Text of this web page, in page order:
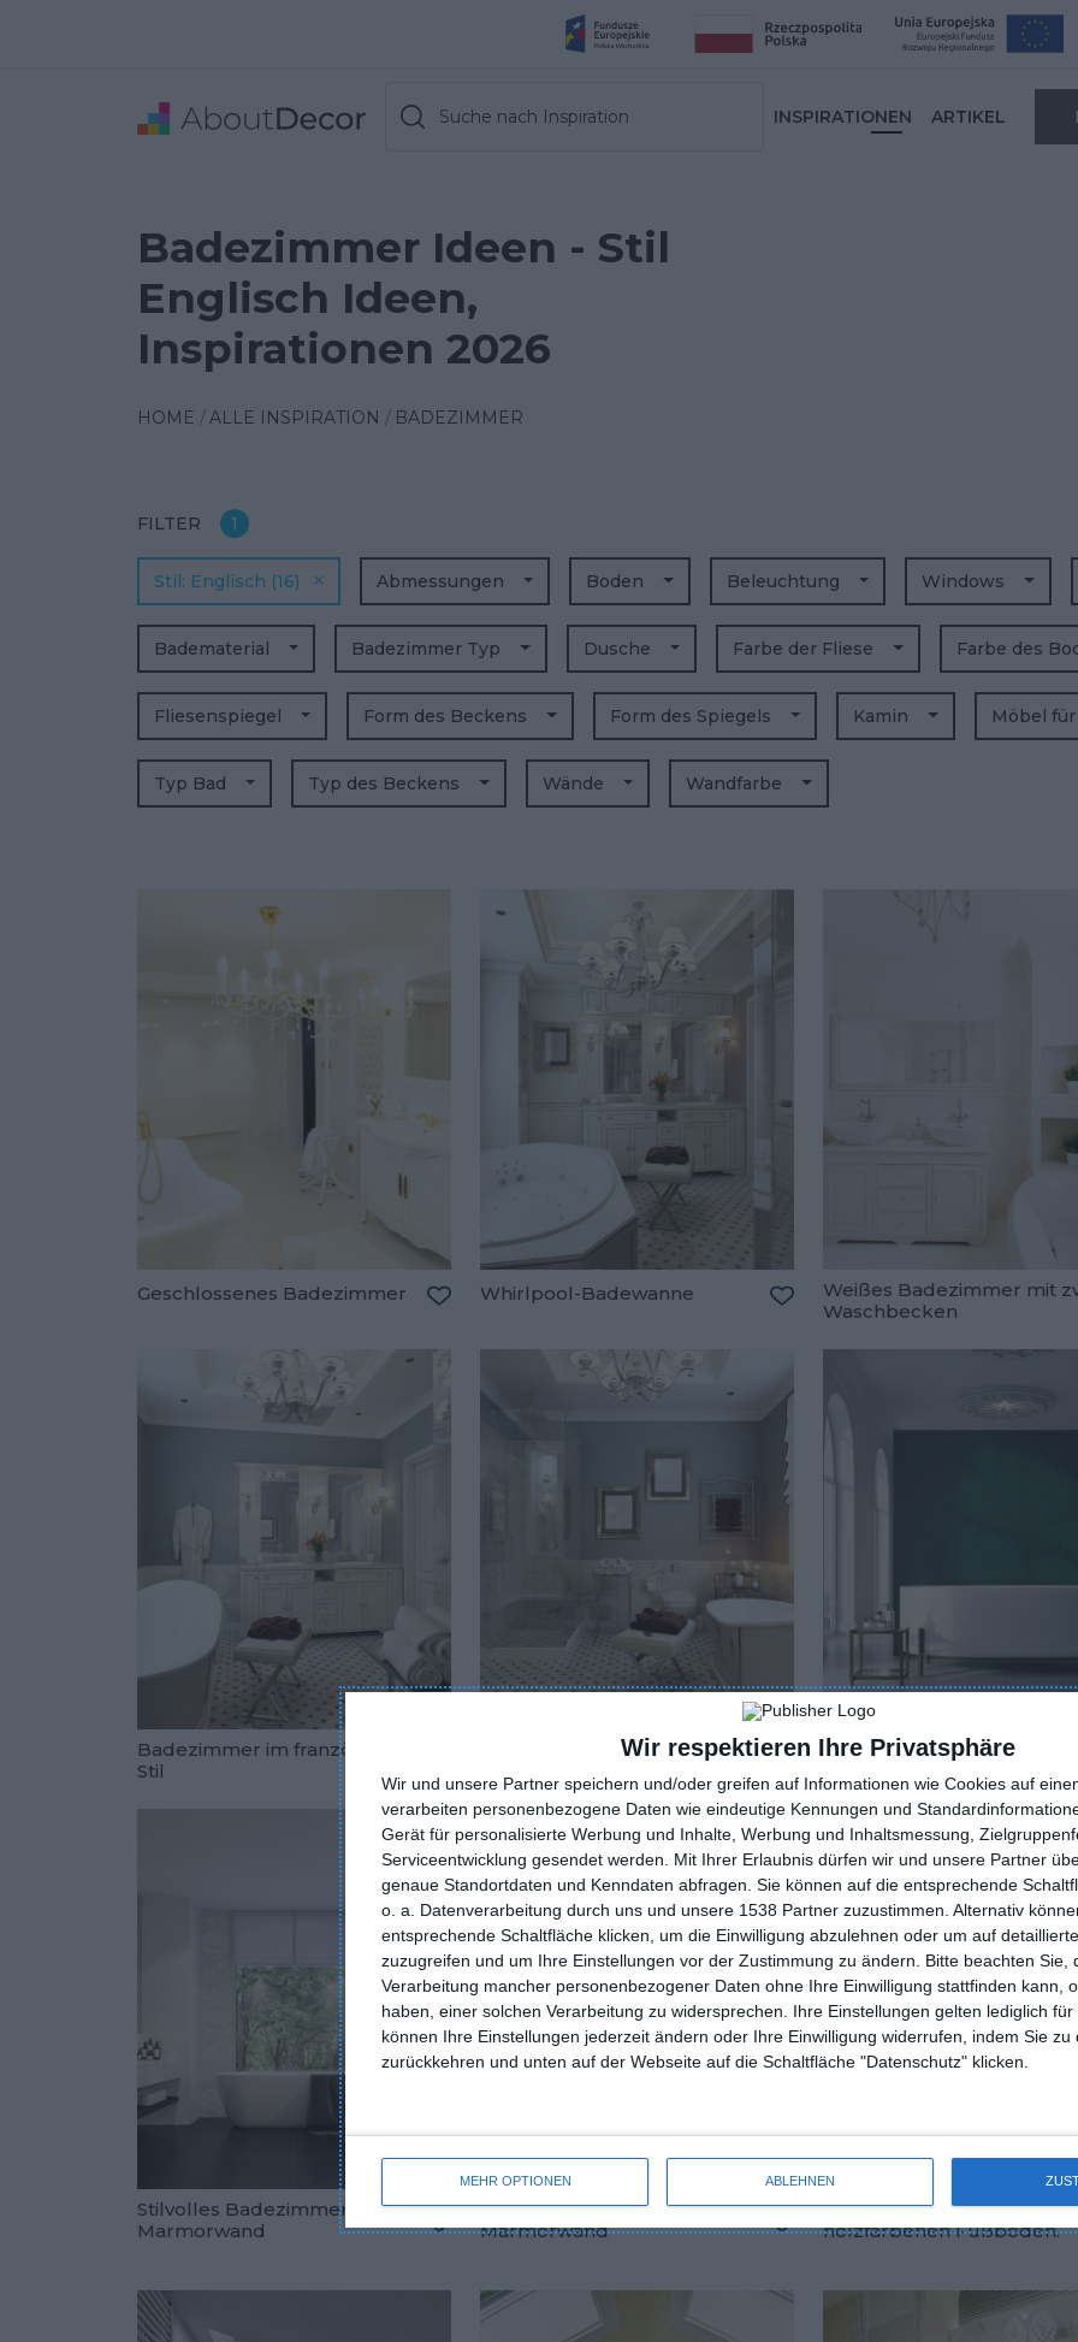
Wir respektieren Ihre Privatsphäre
Wir und unsere Partner speichern und/oder greifen auf Informationen wie Cookies auf
verarbeiten personenbezogene Daten wie eindeutige Kennungen und
Gerät für personalisierte Werbung und Inhalte, Werbung und Inhaltsmessung,
Serviceentwicklung gesendet werden.
Mit Ihrer Erlaubnis dürfen wir und unsere Partner
genaue Standortdaten und Kenndaten abfragen. Sie können auf die entsprechende
o. a. Datenverarbeitung durch uns und unsere 1538 Partner zuzustimmen. Alternativ
entsprechende Schaltfläche klicken, um die Einwilligung abzulehnen oder um auf
zuzugreifen und um Ihre Einstellungen vor der Zustimmung zu ändern.
Bitte beachten Sie,
Verarbeitung mancher personenbezogener Daten ohne Ihre Einwilligung stattfinden kann,
haben, einer solchen Verarbeitung zu widersprechen. Ihre Einstellungen gelten lediglich
können Ihre Einstellungen jederzeit ändern oder Ihre Einwilligung widerrufen, indem Sie zu
zurückkehren und unten auf der Webseite auf die Schaltfläche "Datenschutz" klicken.
MEHR OPTIONEN ABLEHNEN
Suche nach Inspiration INSPIRATIONEN ARTIKEL
Badezimmer Ideen - Stil
Englisch Ideen,
Inspirationen 2026
HOME ALLE INSPIRATION BADEZIMMER
FILTER 1
Englisch (16)
Stil Abmessungen Boden Beleuchtung Windows
Badematerial Badezimmer Typ Dusche Farbe der Fliese Farbe des
Fliesenspiegel Form des Beckens Form des Spiegels Kamin Möbel
Typ Bad Typ des Beckens Wände Wandfarbe
Geschlossenes Badezimmer Whirlpool-Badewanne
Zu den Favoriten hinzufügen
Weißes Badezimmer mit
Waschbecken
Badezimmer im französischen
Stil
Zu den Favoriten hinzufügen
Vergoldeter Kronleuchter
Zu den Favoriten hinzufügen
Badezimmer im Glamour-
Stilvolles Badezimmer mit
Marmorwand
Trendiges Badezimmer mit
Marmorwand
Loft-Badezimmer mit
holzfarbenen Fußböden.